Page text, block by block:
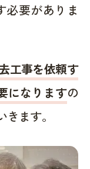
必要がありま
工事を依頼す
になりますの
ます。